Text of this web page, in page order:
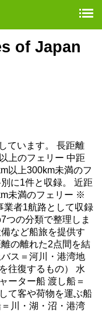
of Japan
ています。 長距離
上のフェリー 中距
以上300km未満のフ
に1件と収録。 近距
未満のフェリー ※
業者1航路として収録
つの分類で整理しま
など船旅を提供す
の離れた2点間を結
ス＝河川・港湾地
往復するもの） 水
ーター船 渡し船＝
て客や荷物を運ぶ船
川・湖・沼・港湾